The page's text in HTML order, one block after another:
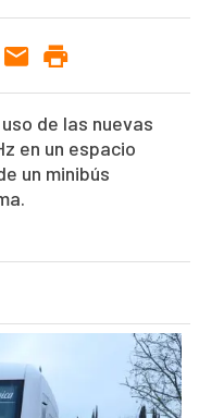
de las nuevas
en un espacio
un minibús